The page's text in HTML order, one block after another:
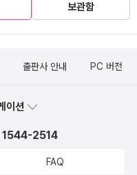
보관함
출판사 안내 PC 버전
이션
1544-2514
FAQ